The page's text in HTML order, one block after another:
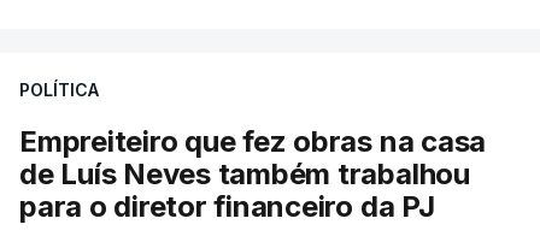
POLÍTICA
Empreiteiro que fez obras na casa
de Luís Neves também trabalhou
para o diretor financeiro da PJ